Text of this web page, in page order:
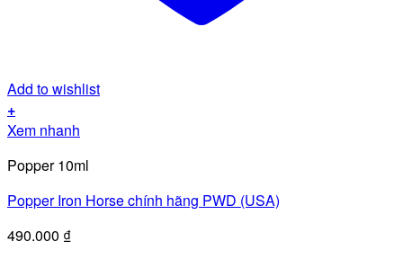
Add to wishlist
+
Xem nhanh
Popper 10ml
Popper Iron Horse chính hãng PWD (USA)
490.000 ₫